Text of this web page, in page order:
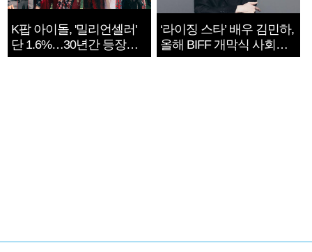
K팝 아이돌, '밀리언셀러'
단 1.6%…30년간 등장
1182개팀 전수조사
‘라이징 스타’ 배우 김민하,
올해 BIFF 개막식 사회자
확정